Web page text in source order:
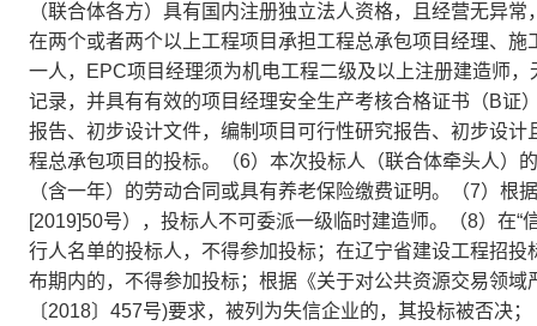
（联合体各方）具有国内注册独立法人资格，且经营无异
在两个或者两个以上工程项目承担工程总承包项目经理、
一人，EPC项目经理须为机电工程二级及以上注册建造师
记录，并具有有效的项目经理安全生产考核合格证书（B证
报告、初步设计文件，编制项目可行性研究报告、初步设
程总承包项目的投标。（6）本次投标人（联合体牵头人）
（含一年）的劳动合同或具有养老保险缴费证明。（7）
[2019]50号），投标人不可委派一级临时建造师。（8）在“
行人名单的投标人，不得参加投标；在辽宁省建设工程招
布期内的，不得参加投标；根据《关于对公共资源交易领
〔2018〕457号)要求，被列为失信企业的，其投标被否决